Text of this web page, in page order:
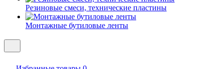
Резиновые смеси, технические пластины
Монтажные бутиловые ленты